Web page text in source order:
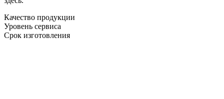
Качество продукции
Уровень сервиса
Срок изготовления